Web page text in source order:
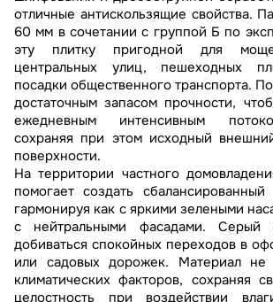
отличные антискользящие свойства.
60 мм в сочетании с группой Б по
эту плитку пригодной для
центральных улиц, пешеходных
посадки общественного транспорта.
достаточным запасом прочности,
ежедневным интенсивным
сохраняя при этом исходный
поверхности.
На территории частного
помогает создать
гармонируя как с яркими зелеными
с нейтральными фасадами. Серый
добиваться спокойных переходов в
или садовых дорожек. Материал не
климатических факторов, сохраняя
целостность при воздействии